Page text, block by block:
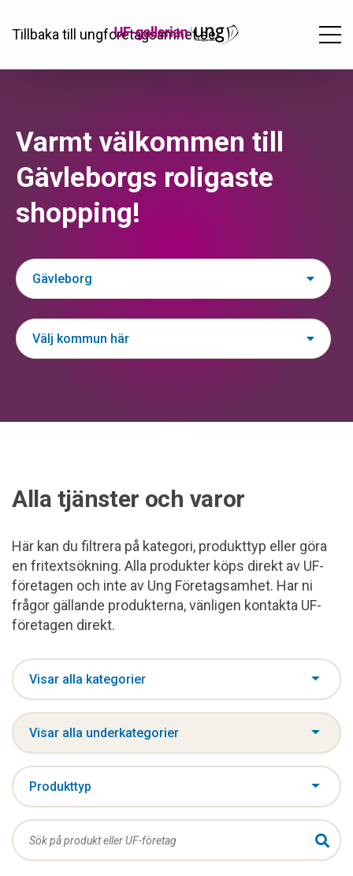
tillTillbaka till ungforetagsamhet.se
Varmt välkommen till
Gävleborgs roligaste
shopping!
Gävleborg
Välj kommun här
Alla tjänster och varor
Här kan du filtrera på kategori, produkttyp eller göra
en fritextsökning. Alla produkter köps direkt av UF-
företagen och inte av Ung Företagsamhet. Har ni
frågor gällande produkterna, vänligen kontakta UF-
företagen direkt.
Visar alla kategorier
Visar alla underkategorier
Produkttyp